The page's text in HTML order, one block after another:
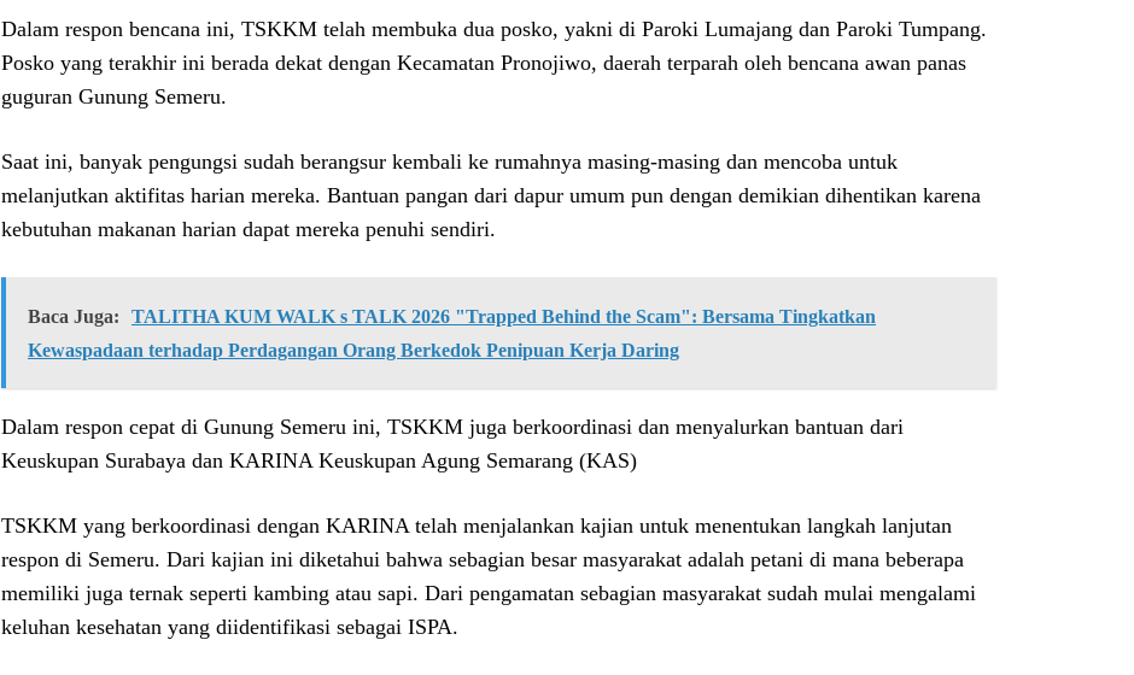
Dalam respon bencana ini, TSKKM telah membuka dua posko, yakni di Paroki Lumajang dan Paroki Tumpang.
Posko yang terakhir ini berada dekat dengan Kecamatan Pronojiwo, daerah terparah oleh bencana awan panas
guguran Gunung Semeru.
Saat ini, banyak pengungsi sudah berangsur kembali ke rumahnya masing-masing dan mencoba untuk
melanjutkan aktifitas harian mereka. Bantuan pangan dari dapur umum pun dengan demikian dihentikan karena
kebutuhan makanan harian dapat mereka penuhi sendiri.
Baca Juga:
TALITHA KUM WALK s TALK 2026 "Trapped Behind the Scam": Bersama Tingkatkan
Kewaspadaan terhadap Perdagangan Orang Berkedok Penipuan Kerja Daring
Dalam respon cepat di Gunung Semeru ini, TSKKM juga berkoordinasi dan menyalurkan bantuan dari
Keuskupan Surabaya dan KARINA Keuskupan Agung Semarang (KAS)
TSKKM yang berkoordinasi dengan KARINA telah menjalankan kajian untuk menentukan langkah lanjutan
respon di Semeru. Dari kajian ini diketahui bahwa sebagian besar masyarakat adalah petani di mana beberapa
memiliki juga ternak seperti kambing atau sapi. Dari pengamatan sebagian masyarakat sudah mulai mengalami
keluhan kesehatan yang diidentifikasi sebagai ISPA.